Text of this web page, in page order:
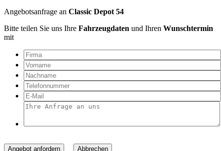
Angebotsanfrage an Classic Depot 54
Bitte teilen Sie uns Ihre Fahrzeugdaten und Ihren Wunschtermin
mit
Angebot anfordern Abbrechen